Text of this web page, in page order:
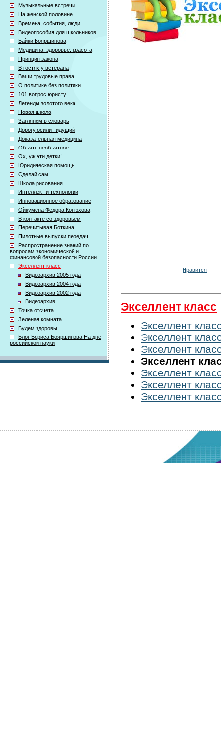
Музыкальные встречи
На женской половине
Времена, события, люди
Видеопособия для школьников
Байки Бояршинова
Медицина. здоровье. красота
Принцип закона
В гостях у ветерана
Ваши трудовые права
О политике без политики
101 вопрос юристу
Легенды золотого века
Новая школа
Заглянем в словарь
Дорогу осилит идущий
Доказательная медицина
Объять необъятное
Ох, уж эти детки!
Юридическая помощь
Сделай сам
Школа рисования
Интеллект и технологии
Инновационное образование
Ойкумена Федора Конюхова
В контакте со здоровьем
Перечитывая Боткина
Пилотные выпуски передач
Распространение знаний по
вопросам экономической и
финансовой безопасности России
Экселлент класс
Видеоархив 2005 года
Видеоархив 2004 года
Видеоархив 2002 года
Видеоархив
Точка отсчета
Зеленая комната
Будем здоровы
Блог Бориса Бояршинова На дне
российской науки
Нравится
Экселлент класс
Экселлент
Экселлент
Экселлент
Экселлент
Экселлент
Экселлент
Экселлент